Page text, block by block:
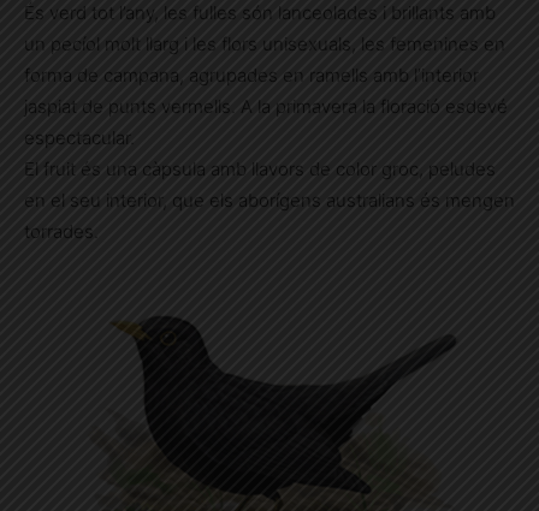
És verd tot l’any, les fulles són lanceolades i brillants amb
un pecíol molt llarg i les flors unisexuals, les femenines en
forma de campana, agrupades en ramells amb l’interior
jaspiat de punts vermells. A la primavera la floració esdevé
espectacular.
El fruit és una càpsula amb llavors de color groc, peludes
en el seu interior, que els aborígens australians és mengen
torrades.